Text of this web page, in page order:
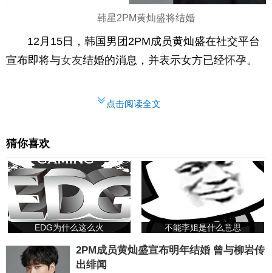
韩星2PM黄灿盛将结婚
12月15日，韩国男团2PM成员黄灿盛在社交平台
宣布即将与女友结婚的消息，并表示女方已经怀孕。
点击阅读全文
猜你喜欢
EDG为什么这么火 不能李姐是什么意思
2PM成员黄灿盛宣布明年结婚 曾与柳岩传
出绯闻